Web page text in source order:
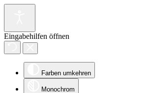
Eingabehilfen öffnen
Farben umkehren
Monochrom